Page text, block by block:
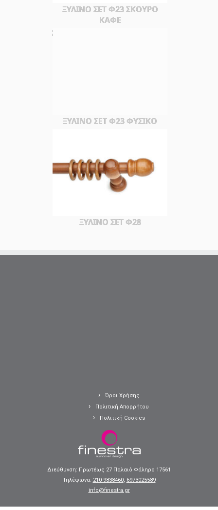
ΞΥΛΙΝΟ ΣΕΤ Φ23 ΣΚΟΥΡΟ
ΚΑΦΕ
ΞΥΛΙΝΟ ΣΕΤ Φ23 ΦΥΣΙΚΟ
ΞΥΛΙΝΟ ΣΕΤ Φ28
Όροι Χρήσης
Πολιτική Απορρήτου
Πολιτική Cookies
Διεύθυνση: Πρωτέως 27 Παλαιό Φάληρο 17561
Τηλέφωνα: 210-9838460, 6973025589
info@finestra.gr